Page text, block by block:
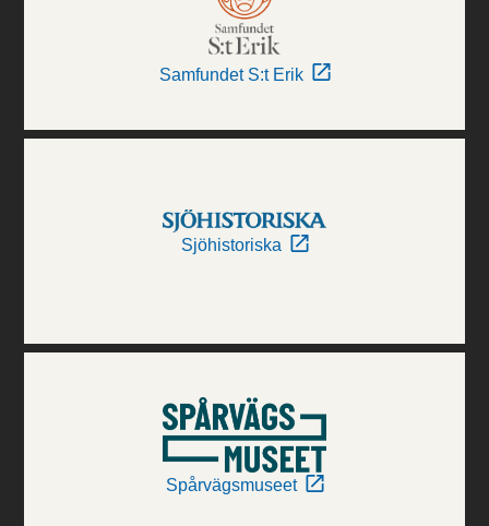
Samfundet S:t Erik
Sjöhistoriska
Spårvägsmuseet